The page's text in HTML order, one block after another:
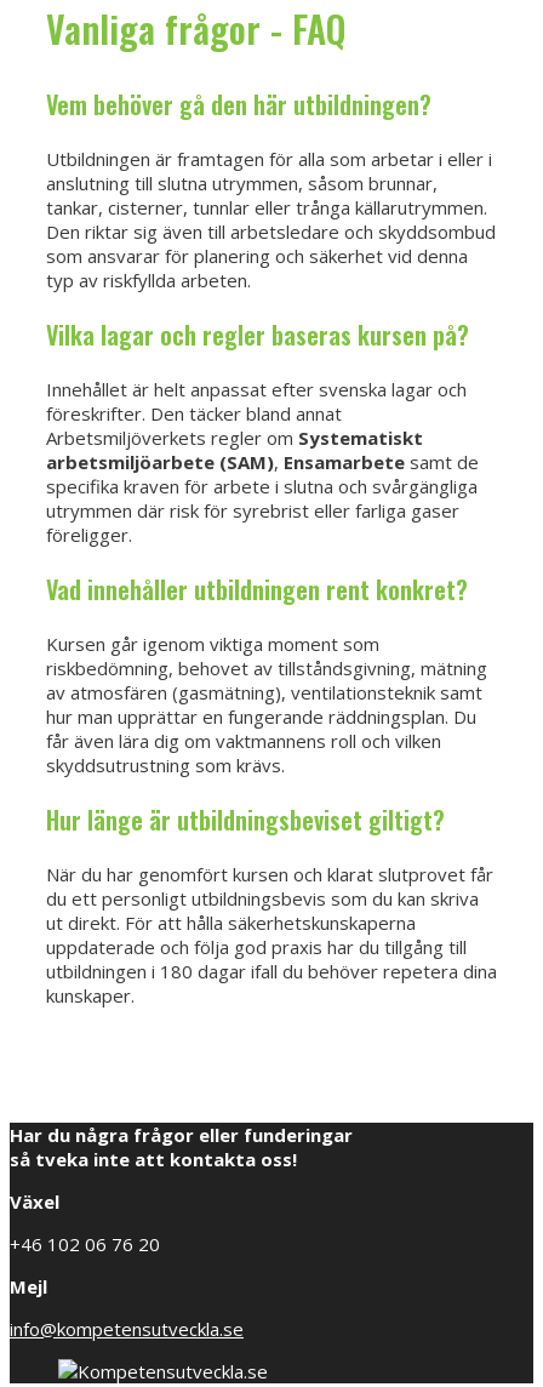
Vanliga frågor - FAQ
Vem behöver gå den här utbildningen?
Utbildningen är framtagen för alla som arbetar i eller i
anslutning till slutna utrymmen, såsom brunnar,
tankar, cisterner, tunnlar eller trånga källarutrymmen.
Den riktar sig även till arbetsledare och skyddsombud
som ansvarar för planering och säkerhet vid denna
typ av riskfyllda arbeten.
Vilka lagar och regler baseras kursen på?
Innehållet är helt anpassat efter svenska lagar och
föreskrifter. Den täcker bland annat
Arbetsmiljöverkets regler om Systematiskt
arbetsmiljöarbete (SAM), Ensamarbete samt de
specifika kraven för arbete i slutna och svårgängliga
utrymmen där risk för syrebrist eller farliga gaser
föreligger.
Vad innehåller utbildningen rent konkret?
Kursen går igenom viktiga moment som
riskbedömning, behovet av tillståndsgivning, mätning
av atmosfären (gasmätning), ventilationsteknik samt
hur man upprättar en fungerande räddningsplan. Du
får även lära dig om vaktmannens roll och vilken
skyddsutrustning som krävs.
Hur länge är utbildningsbeviset giltigt?
När du har genomfört kursen och klarat slutprovet får
du ett personligt utbildningsbevis som du kan skriva
ut direkt. För att hålla säkerhetskunskaperna
uppdaterade och följa god praxis har du tillgång till
utbildningen i 180 dagar ifall du behöver repetera dina
kunskaper.
Har du några frågor eller funderingar
så tveka inte att kontakta oss!
Växel
+46 102 06 76 20
Mejl
info@kompetensutveckla.se